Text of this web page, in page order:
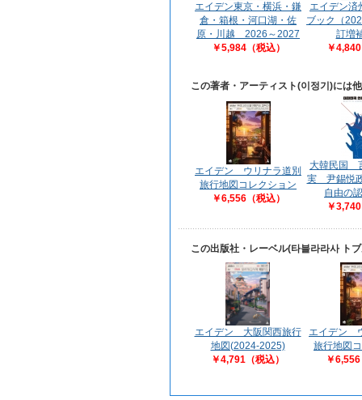
エイデン東京・横浜・鎌
倉・箱根・河口湖・佐
原・川越 2026～2027
￥5,984（税込）
エイデン済
ブック（
訂増
￥
この著者・アーティスト(이정기)には
エイデン ウリナラ道別
旅行地図コレクション
￥6,556（税込）
大韓民国
実 尹錫悦
自由の
￥
この出版社・レーベル(타블라라사 ト
エイデン 大阪関西旅行
地図(2024-2025)
￥4,791（税込）
エイデン
旅行地図
￥